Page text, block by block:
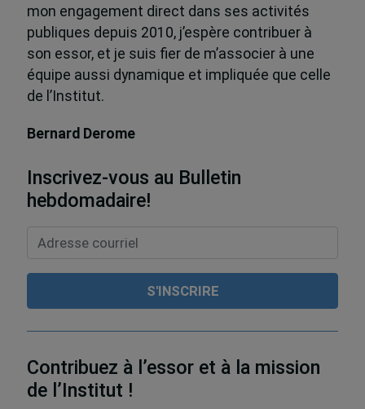
mon engagement direct dans ses activités
publiques depuis 2010, j’espère contribuer à
son essor, et je suis fier de m’associer à une
équipe aussi dynamique et impliquée que celle
de l’Institut.
Bernard Derome
Inscrivez-vous au Bulletin
hebdomadaire!
Contribuez à l’essor et à la mission
de l’Institut !